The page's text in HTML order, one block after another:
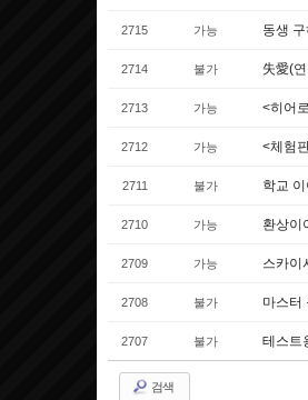
2715 가능 동생
2714 불가 失愛(
2713 가능 <히어
2712 가능 <체험
2711 불가 학교 이
2710 가능 환상이
2709 가능 스카이
2708 불가 마스터
2707 불가 테스트
검색